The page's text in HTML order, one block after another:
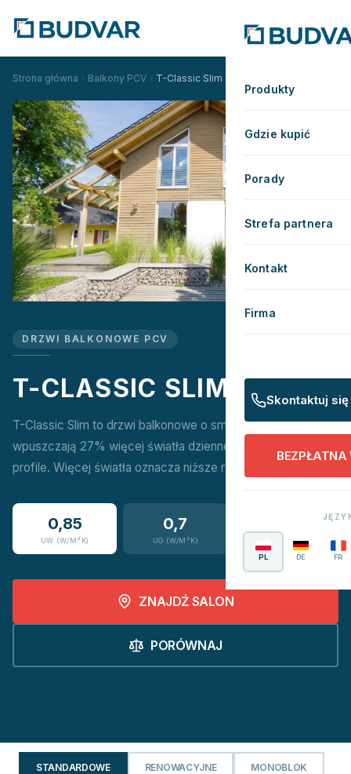
Produkty
Gdzie kupić
Porady
Strefa partnera
Kontakt
Firma
Skontaktuj
BEZPŁATNA
PL DE FR
Strona główna Balkony PCV T-Classic Slim Standardowe
DRZWI BALKONOWE PCV
T-CLASSIC SLIM
T-Classic Slim to drzwi balkonowe o smukłej budowie, które
wpuszczają 27% więcej światła dziennego niż standardowe
profile. Więcej światła oznacza niższe rachunki za prąd.
0,85
UW (W/M²K)
0,7
UG (W/M²K) KOLORÓW
ZNAJDŹ SALON
PORÓWNAJ
STANDARDOWE RENOWACYJNE MONOBLOK